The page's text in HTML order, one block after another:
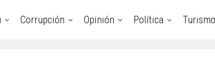
Corrupción Opinión Política Turismo